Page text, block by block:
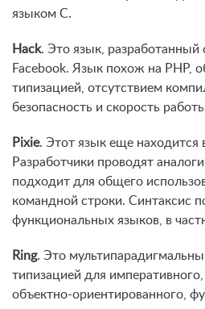
языком C.
Hack. Это язык, разработанный
Facebook. Язык похож на PHP,
типизацией, отсутствием
безопасность и скорость
Pixie. Этот язык еще находится
Разработчики проводят
подходит для общего
командной строки. Синтаксис
функциональных языков, в
Ring. Это
типизацией для
объектно-ориентированного,